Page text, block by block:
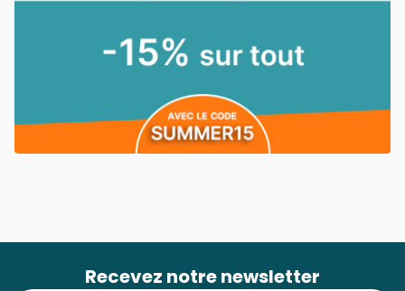
Recevez notre newsletter